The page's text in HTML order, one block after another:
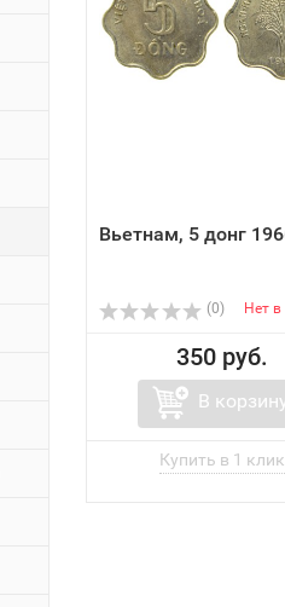
Вьетнам, 5 донг
(0) Нет
350 руб.
В